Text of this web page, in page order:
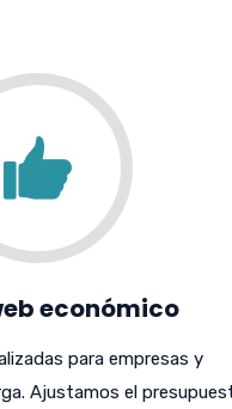
económico
para empresas y
Ajustamos el